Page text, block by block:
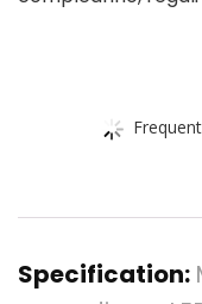
Specification: